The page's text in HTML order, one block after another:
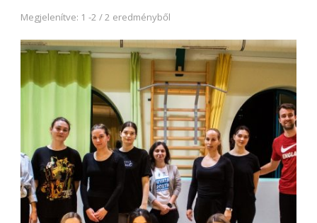
Megjelenítve: 1 -2 / 2 eredményből